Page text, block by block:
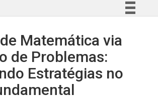
Comunica BR
Participe
Acesso à informação
Legislação
Matemática via
de Problemas:
Estratégias no